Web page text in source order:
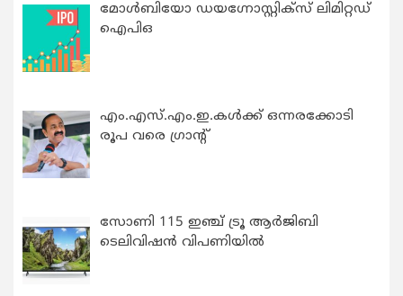
മോൾബിയോ ഡയഗ്നോസ്റ്റിക്സ് ലിമിറ്റഡ്
ഐപിഒ
എം.എസ്.എം.ഇ.കൾക്ക് ഒന്നരക്കോടി
രൂപ വരെ ഗ്രാന്റ്
സോണി 115 ഇഞ്ച് ട്രൂ ആർജിബി
ടെലിവിഷൻ വിപണിയിൽ